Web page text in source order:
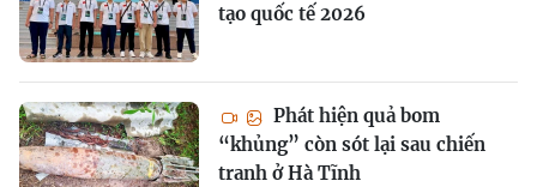
tạo quốc tế 2026
Phát hiện quả bom
“khủng” còn sót lại sau chiến
tranh ở Hà Tĩnh